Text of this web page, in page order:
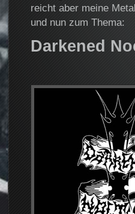
reicht aber meine
und nun zum Thema:
Darkened